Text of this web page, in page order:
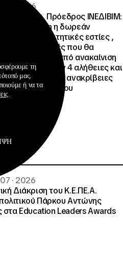
08 · 2026
Πρόεδρος ΙΝΕΔΙΒΙΜ:
η δωρεάν
σε άλλες φοιτητικές εστίες ,
τους φοιτητές που θα
από την υπό ανακαίνιση
Εστία Αθηνών 4 αλήθειες και
για την γεμάτη ανακρίβειες
του Συλλόγου
της ΦΕΑ
· 2026
Διάκριση του Κ.Ε.ΠΕ.Α.
Πάρκου Αντώνης
στα Education Leaders Awards
τη
μας.
ή να τα
.